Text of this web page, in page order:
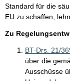
Standard für die
EU zu schaffen,
Zu
BT-Drs. 21/
über die
Ausschüsse